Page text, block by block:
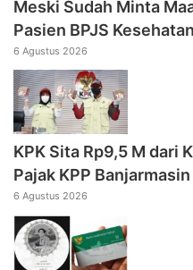
Meski Sudah Minta
Pasien BPJS
6 Agustus 2026
KPK Sita Rp9,5 M dari
Pajak KPP Banjarmasin
6 Agustus 2026